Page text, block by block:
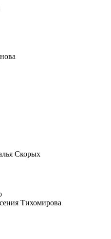
Скорых
Тихомирова